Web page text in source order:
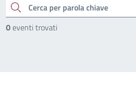
cerca
0eventi trovati